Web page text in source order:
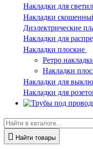
Накладки для
Накладки
Диэлектрические
Накладки для
Накладки плоские
Ретро
Накладки
Накладки для
Накладки для
Найти товары